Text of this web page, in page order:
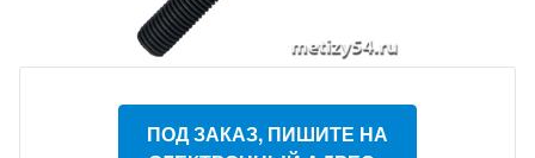
ПОД ЗАКАЗ, ПИШИТЕ НА